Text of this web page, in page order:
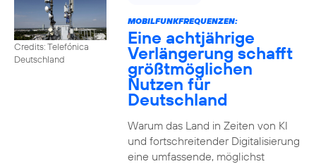
Credits: Telefónica
Deutschland
MOBILFUNKFREQUENZEN:
Eine achtjährige
Verlängerung schafft
größtmöglichen
Nutzen für
Deutschland
Warum das Land in Zeiten von KI
und fortschreitender Digitalisierung
eine umfassende, möglichst